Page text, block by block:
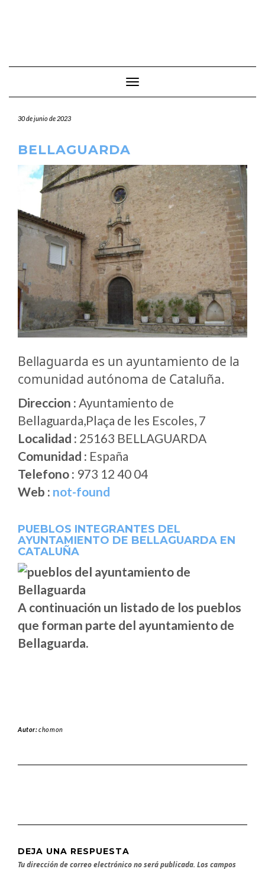
Cambiar modo de navegación
30 de junio de 2023
BELLAGUARDA
Bellaguarda es un ayuntamiento de la
comunidad autónoma de Cataluña.
Direccion : Ayuntamiento de
Bellaguarda,Plaça de les Escoles, 7
Localidad : 25163 BELLAGUARDA
Comunidad : España
Telefono : 973 12 40 04
Web : not-found
PUEBLOS INTEGRANTES DEL
AYUNTAMIENTO DE BELLAGUARDA EN
CATALUÑA
A continuación un listado de los pueblos
que forman parte del ayuntamiento de
Bellaguarda.
Autor:chomon
DEJA UNA RESPUESTA
Tu dirección de correo electrónico no será publicada. Los campos